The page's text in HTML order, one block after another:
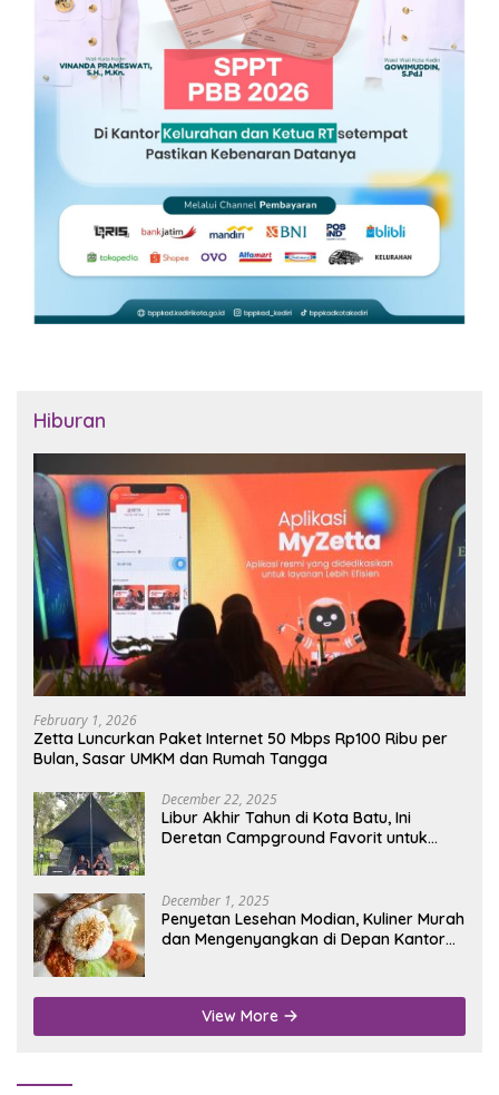
Hiburan
February 1, 2026
Zetta Luncurkan Paket Internet 50 Mbps Rp100 Ribu per
Bulan, Sasar UMKM dan Rumah Tangga
December 22, 2025
Libur Akhir Tahun di Kota Batu, Ini
Deretan Campground Favorit untuk
December 1, 2025
Penyetan Lesehan Modian, Kuliner Murah
dan Mengenyangkan di Depan Kantor
View More